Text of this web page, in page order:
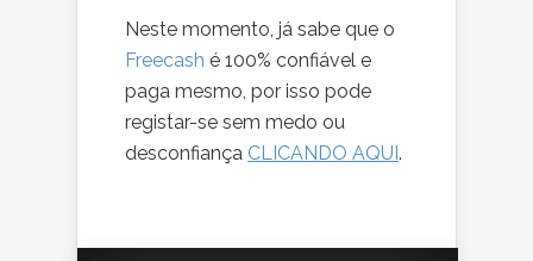
Neste momento, já sabe que o
Freecash é 100% confiável e
paga mesmo, por isso pode
registar-se sem medo ou
desconfiança CLICANDO AQUI .